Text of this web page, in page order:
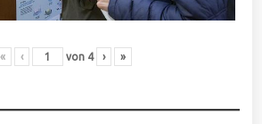
« ‹ von 4 › »